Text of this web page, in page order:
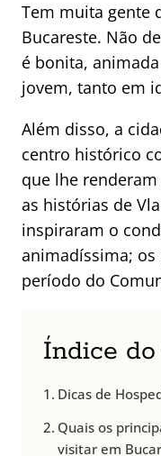
Tem muita gente
Bucareste. Não
é bonita,
jovem, tanto em
Além disso, a
centro histórico
que lhe
as histórias de
inspiraram o
animadíssima;
período do
Índice
Dicas de
Quais os
visitar em